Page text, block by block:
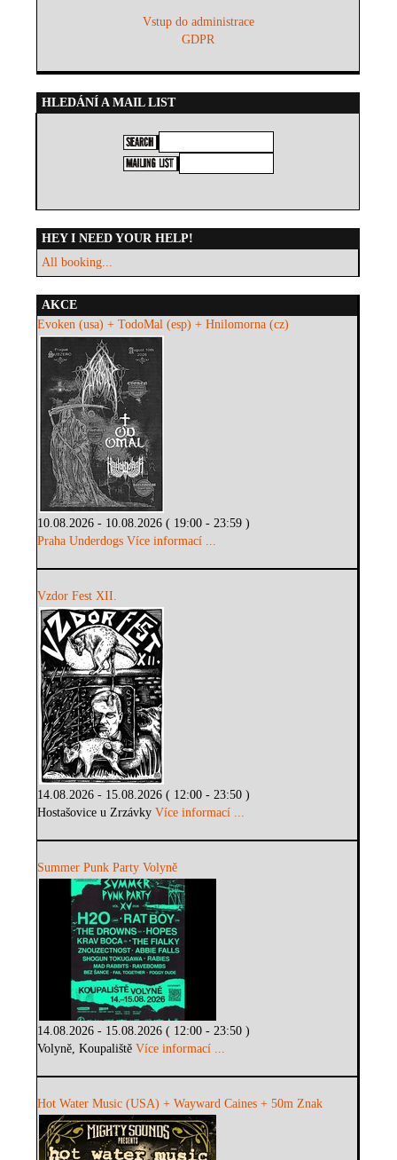
Vstup do administrace
GDPR
HLEDÁNÍ A MAIL LIST
HEY I NEED YOUR HELP!
All booking...
AKCE
Evoken (usa) + TodoMal (esp) + Hnilomorna (cz)
10.08.2026 - 10.08.2026 ( 19:00 - 23:59 )
Praha Underdogs Více informací ...
Vzdor Fest XII.
14.08.2026 - 15.08.2026 ( 12:00 - 23:50 )
Hostašovice u ZrzávkyVíce informací ...
Summer Punk Party Volyně
14.08.2026 - 15.08.2026 ( 12:00 - 23:50 )
Volyně, KoupalištěVíce informací ...
Hot Water Music (USA) + Wayward Caines + 50m Znak